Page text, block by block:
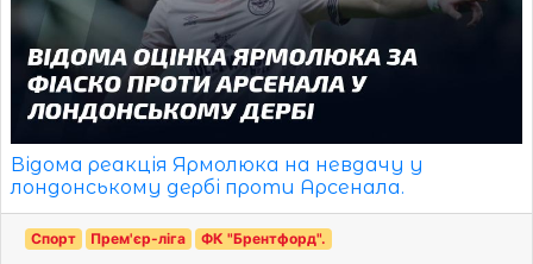
Відома реакція Ярмолюка на невдачу у
лондонському дербі проти Арсенала.
Спорт Прем'єр-ліга ФК "Брентфорд".